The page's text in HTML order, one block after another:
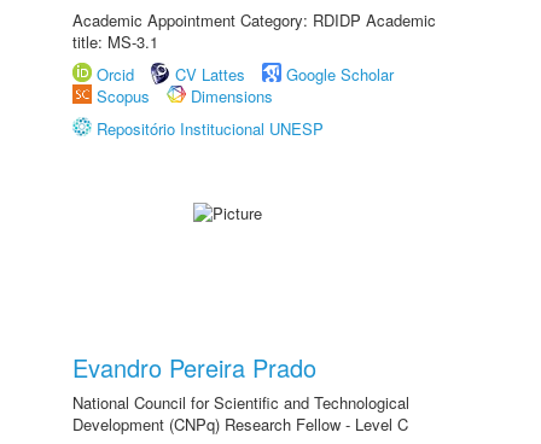
Academic Appointment Category: RDIDP Academic
title: MS-3.1
Orcid
CV Lattes
Google Scholar
Scopus
Dimensions
Repositório Institucional UNESP
Evandro Pereira Prado
National Council for Scientific and Technological
Development (CNPq) Research Fellow - Level C